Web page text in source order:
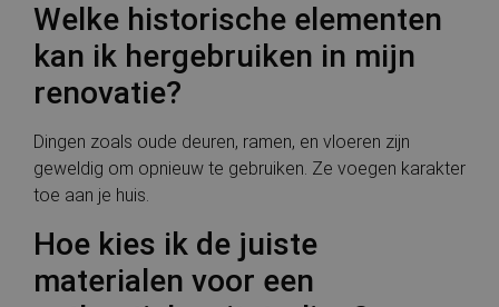
Welke historische elementen
kan ik hergebruiken in mijn
renovatie?
Dingen zoals oude deuren, ramen, en vloeren zijn
geweldig om opnieuw te gebruiken. Ze voegen karakter
toe aan je huis.
Hoe kies ik de juiste
materialen voor een